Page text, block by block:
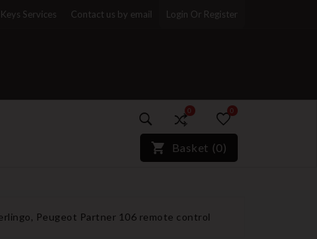
Services Contact us by email Login Or Register
0
)*}
0
Basket (0)
Peugeot Partner 106 remote control